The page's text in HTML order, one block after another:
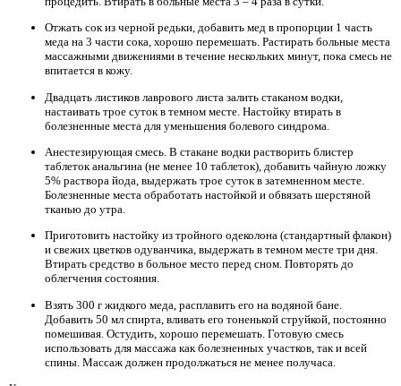
Отжать сок из черной редьки, добавить мед в пропорции 1 часть
меда на 3 части сока, хорошо перемешать. Растирать больные места
массажными движениями в течение нескольких минут, пока смесь не
впитается в кожу.
Двадцать листиков лаврового листа залить стаканом водки,
настаивать трое суток в темном месте. Настойку втирать в
болезненные места для уменьшения болевого синдрома.
Анестезирующая смесь. В стакане водки растворить блистер
таблеток анальгина (не менее 10 таблеток), добавить чайную ложку
5% раствора йода, выдержать трое суток в затемненном месте.
Болезненные места обработать настойкой и обвязать шерстяной
тканью до утра.
Приготовить настойку из тройного одеколона (стандартный флакон)
и свежих цветков одуванчика, выдержать в темном месте три дня.
Втирать средство в больное место перед сном. Повторять до
облегчения состояния.
Взять 300 г жидкого меда, расплавить его на водяной бане.
Добавить 50 мл спирта, вливать его тоненькой струйкой, постоянно
помешивая. Остудить, хорошо перемешать. Готовую смесь
использовать для массажа как болезненных участков, так и всей
спины. Массаж должен продолжаться не менее получаса.